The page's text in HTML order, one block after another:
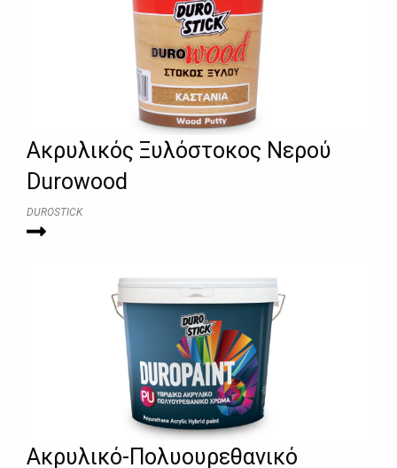
Ακρυλικός Ξυλόστοκος Νερού
Durowood
DUROSTICK
Ακρυλικό-Πολυουρεθανικό